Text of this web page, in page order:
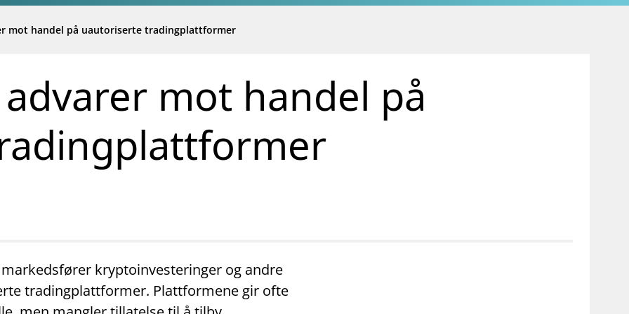
mot handel på uautoriserte tradingplattformer
mot handel på
kryptoinvesteringer og andre
tradingplattformer. Plattformene gir ofte